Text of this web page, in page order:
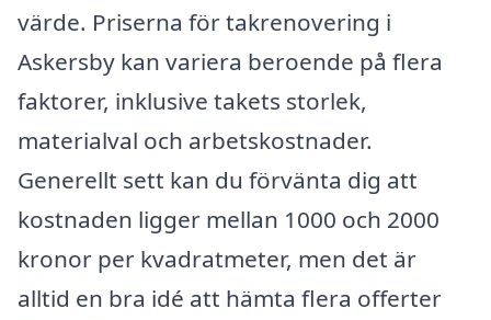
värde. Priserna för takrenovering i
Askersby kan variera beroende på flera
faktorer, inklusive takets storlek,
materialval och arbetskostnader.
Generellt sett kan du förvänta dig att
kostnaden ligger mellan 1000 och 2000
kronor per kvadratmeter, men det är
alltid en bra idé att hämta flera offerter